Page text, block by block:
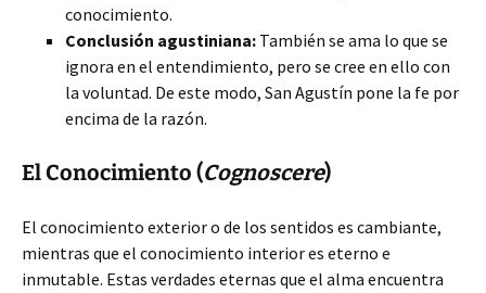
conocimiento.
Conclusión agustiniana: También se ama lo que se
ignora en el entendimiento, pero se cree en ello con
la voluntad. De este modo, San Agustín pone la fe por
encima de la razón.
El Conocimiento (Cognoscere)
El conocimiento exterior o de los sentidos es cambiante,
mientras que el conocimiento interior es eterno e
inmutable. Estas verdades eternas que el alma encuentra